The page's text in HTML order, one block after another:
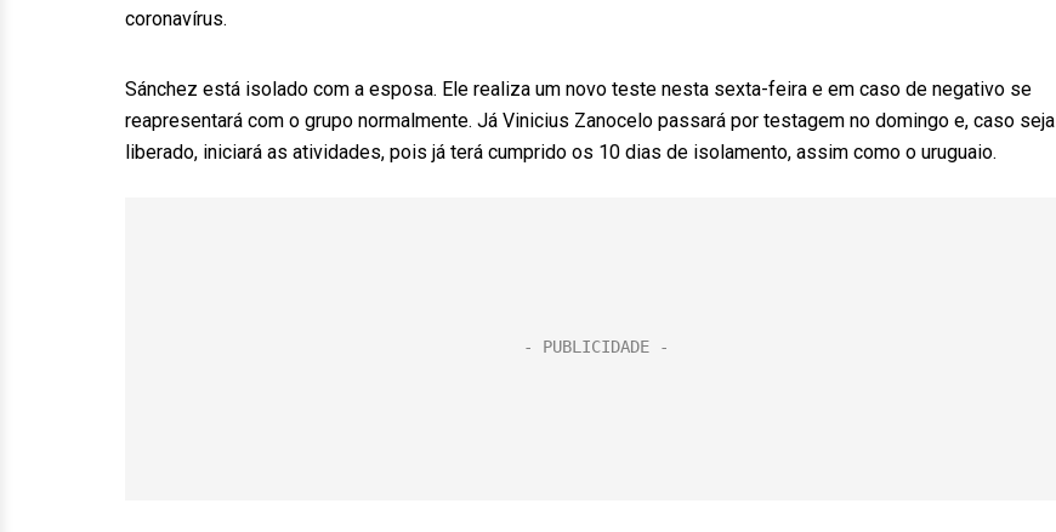
coronavírus.
Sánchez está isolado com a esposa. Ele realiza um novo teste nesta sexta-feira e em caso de negativo se
reapresentará com o grupo normalmente. Já Vinicius Zanocelo passará por testagem no domingo e, caso seja
liberado, iniciará as atividades, pois já terá cumprido os 10 dias de isolamento, assim como o uruguaio.